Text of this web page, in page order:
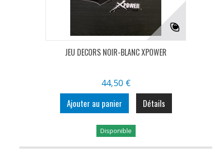
JEU DECORS NOIR-BLANC XPOWER
44,50 €
Ajouter au panier Détails
Disponible